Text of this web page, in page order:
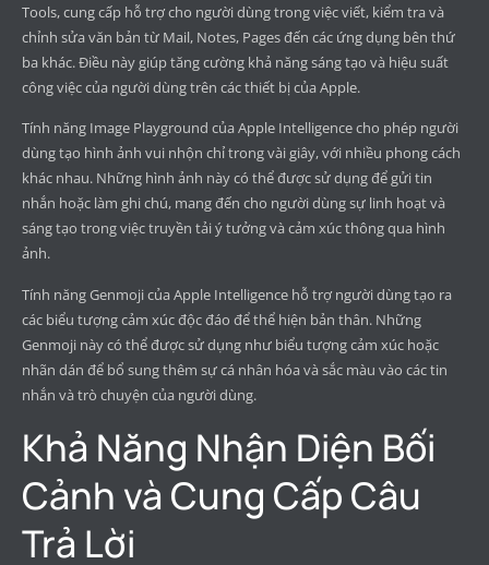
Tools, cung cấp hỗ trợ cho người dùng trong việc viết, kiểm tra và
chỉnh sửa văn bản từ Mail, Notes, Pages đến các ứng dụng bên thứ
ba khác. Điều này giúp tăng cường khả năng sáng tạo và hiệu suất
công việc của người dùng trên các thiết bị của Apple.
Tính năng Image Playground của Apple Intelligence cho phép người
dùng tạo hình ảnh vui nhộn chỉ trong vài giây, với nhiều phong cách
khác nhau. Những hình ảnh này có thể được sử dụng để gửi tin
nhắn hoặc làm ghi chú, mang đến cho người dùng sự linh hoạt và
sáng tạo trong việc truyền tải ý tưởng và cảm xúc thông qua hình
ảnh.
Tính năng Genmoji của Apple Intelligence hỗ trợ người dùng tạo ra
các biểu tượng cảm xúc độc đáo để thể hiện bản thân. Những
Genmoji này có thể được sử dụng như biểu tượng cảm xúc hoặc
nhãn dán để bổ sung thêm sự cá nhân hóa và sắc màu vào các tin
nhắn và trò chuyện của người dùng.
Khả Năng Nhận Diện Bối
Cảnh và Cung Cấp Câu
Trả Lời